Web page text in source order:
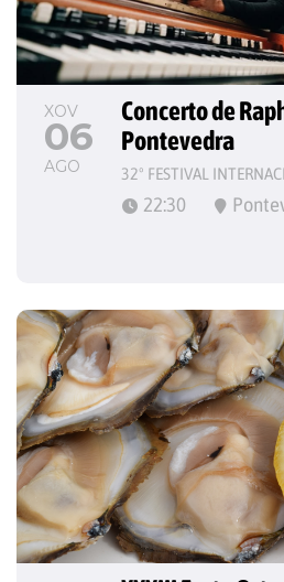
XOV
06
AGO
Concerto de
Pontevedra
22:30